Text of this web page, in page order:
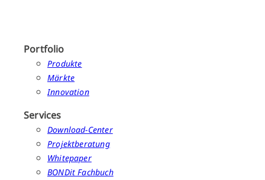
Portfolio
Produkte
Märkte
Innovation
Services
Download-Center
Projektberatung
Whitepaper
BONDit Fachbuch